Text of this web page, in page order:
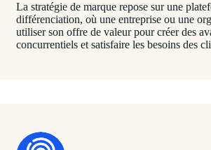
La stratégie de marque repose sur une
différenciation, où une entreprise ou une
utiliser son offre de valeur pour créer des
concurrentiels et satisfaire les besoins des